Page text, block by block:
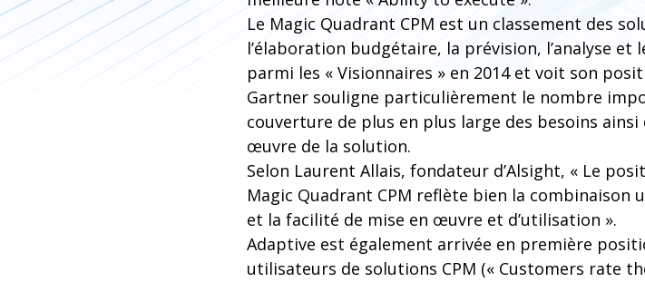
Le Magic Quadrant CPM est un classement des
l’élaboration budgétaire, la prévision, l’analyse
parmi les « Visionnaires » en 2014 et voit son
Gartner souligne particulièrement le nombre
couverture de plus en plus large des besoins
œuvre de la solution.
Selon Laurent Allais, fondateur d’Alsight, « Le
Magic Quadrant CPM reflète bien la combinaison
et la facilité de mise en œuvre et d’utilisation ».
Adaptive est également arrivée en première
utilisateurs de solutions CPM (« Customers rate